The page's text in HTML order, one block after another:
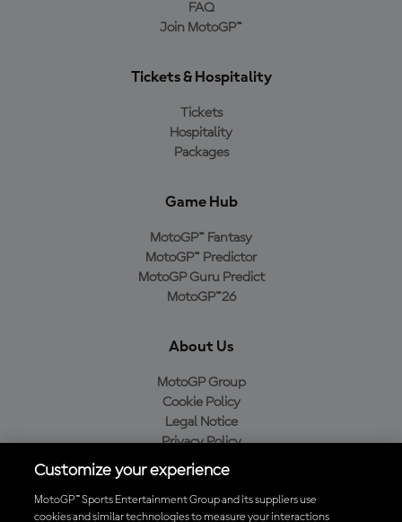
FAQ
Join MotoGP™
Tickets & Hospitality
Tickets
Hospitality
Packages
Game Hub
MotoGP™ Fantasy
MotoGP™ Predictor
MotoGP Guru Predict
MotoGP™26
About Us
MotoGP Group
Cookie Policy
Legal Notice
Privacy Policy
Purchase Policy
Customize your experience
MotoGP™ Sports Entertainment Group and its suppliers use
cookies and similar technologies to measure your interactions